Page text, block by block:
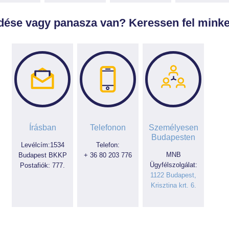
vagy panasza van? Keressen fel
Írásban
Levélcím:1534
Budapest BKKP
Postafiók: 777.
Telefonon
Telefon:
+ 36 80 203 776
Személyesen
Budapesten
MNB
Ügyfélszolgálat:
1122 Budapest,
Krisztina krt. 6.